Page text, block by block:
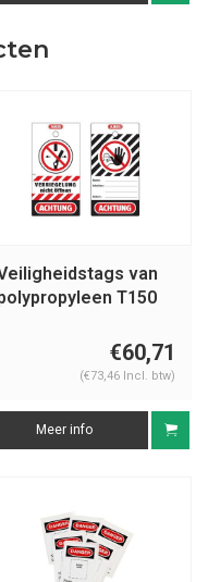
van
T150
€60,71
(€73,46 Incl. btw)
Meer info